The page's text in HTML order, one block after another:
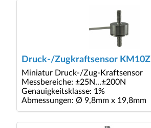
Druck-/Zugkraftsensor KM10Z
Miniatur Druck-/Zug-Kraftsensor
Messbereiche: ±25N...±200N
Genauigkeitsklasse: 1%
Abmessungen: Ø 9,8mm x 19,8mm